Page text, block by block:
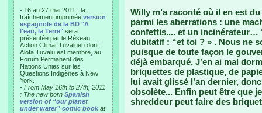
- 16 au 27 mai 2011 : la
fraîchement imprimée version
espagnole de la BD "A
l'eau, la Terre" sera
présentée par le Réseau
Action Climat Tuvaluen dont
Alofa Tuvalu est membre, au
Forum Permanent des
Nations Unies sur les
Questions Indigènes à New
York.
- From May 16th to 27th, 2011
: The new born Spanish
version of “our planet
under water” comic book at
Willy m’a raconté où il en est
parmi les aberrations : une
confettis.... et un incinérateur…
dubitatif : “et toi ? » . Nous ne
puisque de toute façon le
déjà embarqué. J’en ai mal
briquettes de plastique, de
lui avait glissé l’an dernier,
obsolète... Enfin peut être que
shreddeur peut faire des